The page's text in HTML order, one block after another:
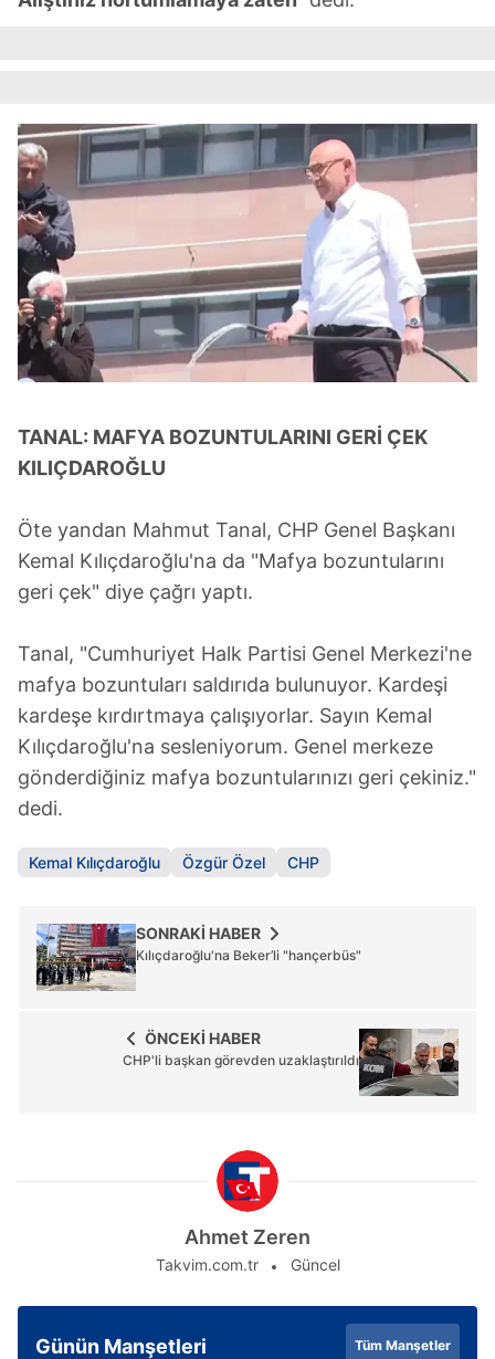
TANAL: MAFYA BOZUNTULARINI GERİ ÇEK
KILIÇDAROĞLU
Öte yandan Mahmut Tanal, CHP Genel Başkanı
Kemal Kılıçdaroğlu'na da "Mafya bozuntularını
geri çek" diye çağrı yaptı.
Tanal, "Cumhuriyet Halk Partisi Genel Merkezi'ne
mafya bozuntuları saldırıda bulunuyor. Kardeşi
kardeşe kırdırtmaya çalışıyorlar. Sayın Kemal
Kılıçdaroğlu'na sesleniyorum. Genel merkeze
gönderdiğiniz mafya bozuntularınızı geri çekiniz."
dedi.
Kemal Kılıçdaroğlu Özgür Özel CHP
SONRAKİ HABER
Kılıçdaroğlu'na Beker’li "hançerbüs"
ÖNCEKİ HABER
CHP'li başkan görevden uzaklaştırıldı
Ahmet Zeren
Takvim.com.tr Güncel
Günün Manşetleri Tüm Manşetler